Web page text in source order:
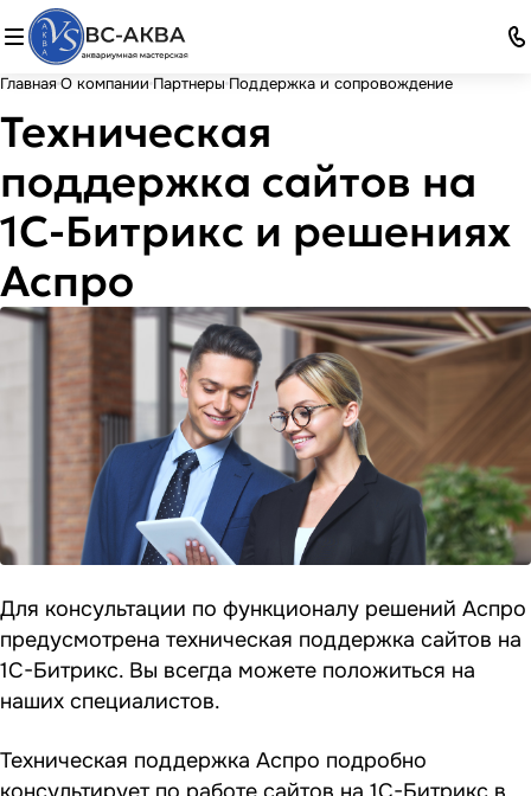
Главная О компании Партнеры Поддержка и сопровождение
Техническая
поддержка сайтов на
1С-Битрикс и решениях
Аспро
Для консультации по функционалу решений Аспро
предусмотрена техническая поддержка сайтов на
1С-Битрикс. Вы всегда можете положиться на
наших специалистов.
Техническая поддержка Аспро подробно